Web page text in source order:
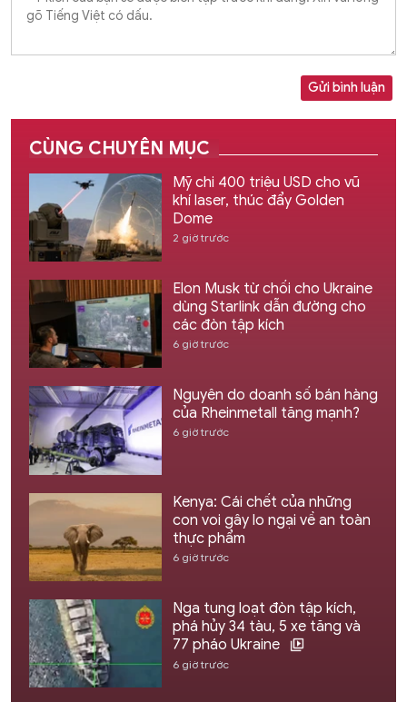
Gửi bình luận
CÙNG CHUYÊN MỤC
Mỹ chi 400 triệu USD cho vũ
khí laser, thúc đẩy Golden
Dome
2 giờ trước
Elon Musk từ chối cho Ukraine
dùng Starlink dẫn đường cho
các đòn tập kích
6 giờ trước
Nguyên do doanh số bán hàng
của Rheinmetall tăng mạnh?
6 giờ trước
Kenya: Cái chết của những
con voi gây lo ngại về an toàn
thực phẩm
6 giờ trước
Nga tung loạt đòn tập kích,
phá hủy 34 tàu, 5 xe tăng và
77 pháo Ukraine
6 giờ trước